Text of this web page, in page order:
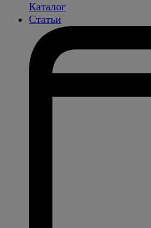
Каталог
Статьи